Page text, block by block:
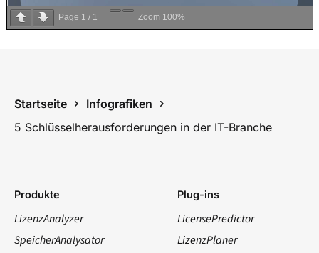
Page 1 / 1 Zoom 100%
Startseite
Infografiken
5 Schlüsselherausforderungen in der IT-Branche
Produkte
LizenzAnalyzer
SpeicherAnalysator
Plug-ins
LicensePredictor
LizenzPlaner